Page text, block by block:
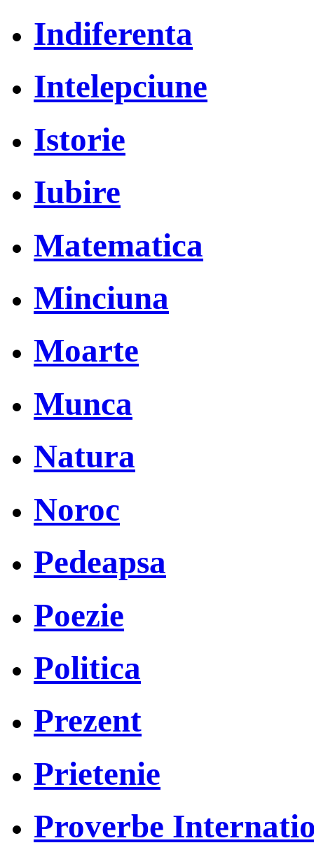
Indiferenta
Intelepciune
Istorie
Iubire
Matematica
Minciuna
Moarte
Munca
Natura
Noroc
Pedeapsa
Poezie
Politica
Prezent
Prietenie
Proverbe